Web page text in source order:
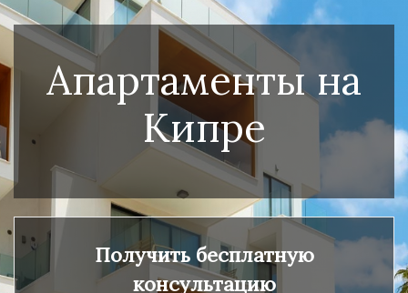
Апартаменты на
Кипре
Получить бесплатную
консультацию